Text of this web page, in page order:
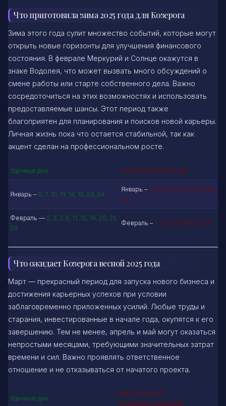
Что приготовила зима 2025 года для Козерога
Зима этого года сулит множество событий, которые могут
открыть новые горизонты для улучшения финансового
состояния. В феврале Меркурий и Солнце окажутся в
знаке Водолея, что может вызвать много обсуждений о
смене работы или старте собственного дела. Важно
сосредоточиться на этих возможностях и использовать
предоставляемые шансы. Этот период также
благоприятен для планирования и поисков новой карьеры.
Личная жизнь пока что остается стабильной, так как
акцент сделан на профессиональном росте.
Удачные дни Неблагоприятные дни
Январь – 6, 7, 10, 11, 14, 15, 23, 24
Январь – 3, 4, 5, 12, 13, 21, 22, 30,
31
Февраль — 2, 3, 7, 8, 11, 12, 19, 20, 21,
29
Февраль – 1, 9, 10, 17, 18, 27, 28
Что ожидает Козерога весной 2025 года
Март — прекрасный период для запуска нового бизнеса и
достижения карьерных успехов при условии
заблаговременно приложенных усилий. Любые труды и
старания, инвестированные в начале года, окупятся к его
завершению. Тем не менее, апрель и май могут оказаться
непростыми месяцами, требующими значительных затрат
времени и сил. Важно проявлять ответственное
отношение и не отказываться от начатого проекта.
Удачные дни
Дни с плохими
предзнаменованиями